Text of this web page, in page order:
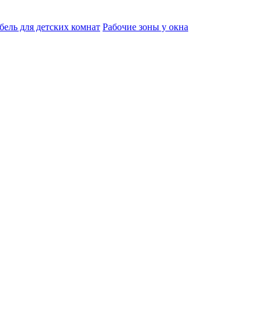
для детских комнат Рабочие зоны у окна